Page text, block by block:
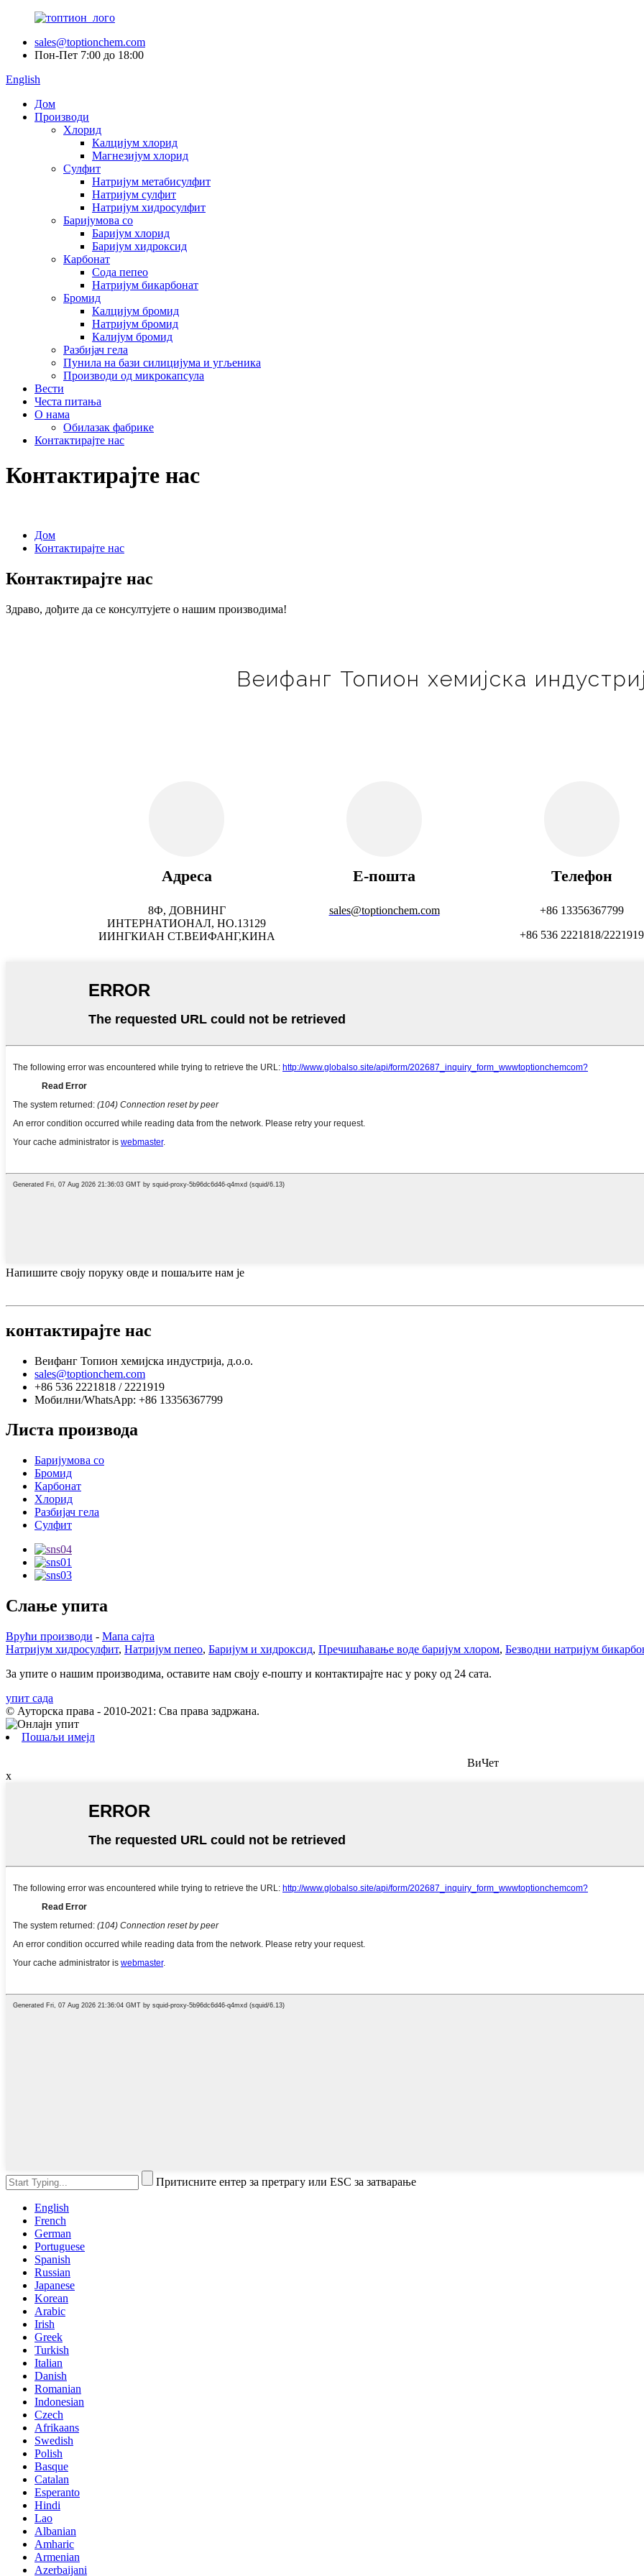
sales@toptionchem.com
Пон-Пет 7:00 до 18:00
English
Дом
Производи
Хлорид
Калцијум хлорид
Магнезијум хлорид
Сулфит
Натријум метабисулфит
Натријум сулфит
Натријум хидросулфит
Баријумова со
Баријум хлорид
Баријум хидроксид
Карбонат
Сода пепео
Натријум бикарбонат
Бромид
Калцијум бромид
Натријум бромид
Калијум бромид
Разбијач гела
Пунила на бази силицијума и угљеника
Производи од микрокапсула
Вести
Честа питања
О нама
Обилазак фабрике
Контактирајте нас
Контактирајте нас
Дом
Контактирајте нас
Контактирајте нас
Здраво, дођите да се консултујете о нашим производима!
Веифанг Топион хемијска
Адреса
8Ф, ДОВНИНГ
ИНТЕРНАТИОНАЛ, НО.13129
ИИНГКИАН СТ.ВЕИФАНГ,КИНА
Е-пошта
sales@toptionchem.com
Телефон
+86 13356367799
+86 536 2221818/2221919
Напишите своју поруку овде и пошаљите нам је
контактирајте нас
Веифанг Топион хемијска индустрија, д.о.о.
sales@toptionchem.com
+86 536 2221818 / 2221919
Мобилни/WhatsApp: +86 13356367799
Листа производа
Баријумова со
Бромид
Карбонат
Хлорид
Разбијач гела
Сулфит
Слање упита
Врући производи - Мапа сајта
Натријум хидросулфит, Натријум пепео, Баријум и хидроксид, Пречишћавање воде баријум хлором, Безводни натријум
За упите о нашим производима, оставите нам своју е-пошту и контактирајте нас у року од 24 сата.
упит сада
© Ауторска права - 2010-2021: Сва права задржана.
Пошаљи имејл
ВиЧет
x
Притисните ентер за претрагу или ESC за затварање
English
French
German
Portuguese
Spanish
Russian
Japanese
Korean
Arabic
Irish
Greek
Turkish
Italian
Danish
Romanian
Indonesian
Czech
Afrikaans
Swedish
Polish
Basque
Catalan
Esperanto
Hindi
Lao
Albanian
Amharic
Armenian
Azerbaijani